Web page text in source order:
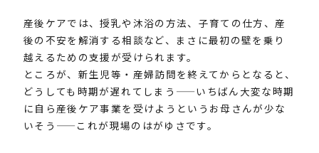
産後ケアでは、授乳や沐浴の方法、子育ての仕方、産
後の不安を解消する相談など、まさに最初の壁を乗り
越えるための支援が受けられます。
ところが、新生児等・産婦訪問を終えてからとなると、
どうしても時期が遅れてしまう——いちばん大変な時期
に自ら産後ケア事業を受けようというお母さんが少な
いそう——これが現場のはがゆさです。